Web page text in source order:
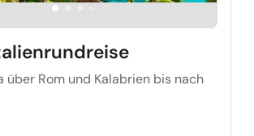
über Rom und Kalabrien bis nach